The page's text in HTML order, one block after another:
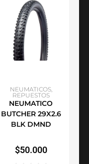
AÑADIR AL CARRITO
NEUMATICOS,
REPUESTOS
NEUMATICO
BUTCHER 29X2.6
BLK DMND
$50.000